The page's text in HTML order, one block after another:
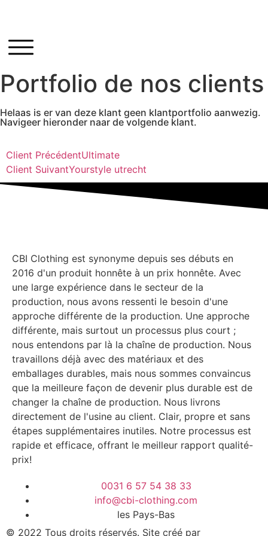
Portfolio de nos clients
Helaas is er van deze klant geen klantportfolio aanwezig.
Navigeer hieronder naar de volgende klant.
Client PrécédentUltimate
Client SuivantYourstyle utrecht
CBI Clothing est synonyme depuis ses débuts en
2016 d'un produit honnête à un prix honnête. Avec
une large expérience dans le secteur de la
production, nous avons ressenti le besoin d'une
approche différente de la production. Une approche
différente, mais surtout un processus plus court ;
nous entendons par là la chaîne de production. Nous
travaillons déjà avec des matériaux et des
emballages durables, mais nous sommes convaincus
que la meilleure façon de devenir plus durable est de
changer la chaîne de production. Nous livrons
directement de l'usine au client. Clair, propre et sans
étapes supplémentaires inutiles. Notre processus est
rapide et efficace, offrant le meilleur rapport qualité-
prix!
0031 6 57 54 38 33
info@cbi-clothing.com
les Pays-Bas
© 2022 Tous droits réservés. Site créé par